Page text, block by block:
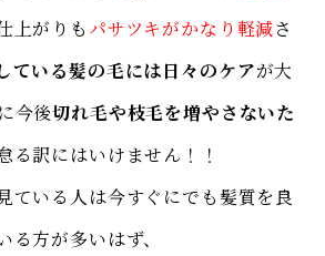
上がりもパサツキがかなり軽減さ
ている髪の毛には日々のケアが大
今後切れ毛や枝毛を増やさないた
る訳にはいけません！！
ている人は今すぐにでも髪質を良
る方が多いはず、